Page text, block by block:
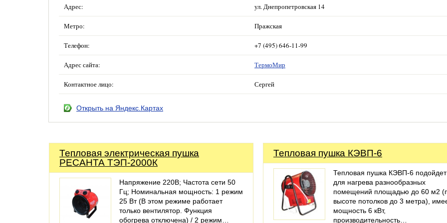
Адрес: ул. Днепропетровская 14
Метро: Пражская
Телефон: +7 (495) 646-11-99
Адрес сайта: ТермоМир
Контактное лицо: Сергей
Открыть на Яндекс.Картах
Тепловая электрическая пушка
РЕСАНТА ТЭП-2000К
Напряжение 220В; Частота сети 50
Гц; Номинальная мощность: 1 режим
25 Вт (В этом режиме работает
только вентилятор. Функция
обогрева отключена) / 2 режим…
Тепловая пушка КЭВП-6
Тепловая пушка КЭВП-6 подойдет
для нагрева разнообразных
помещений площадью до 60 м2
высоте потолков до 3 метра),
мощность 6 кВт,
производительность…